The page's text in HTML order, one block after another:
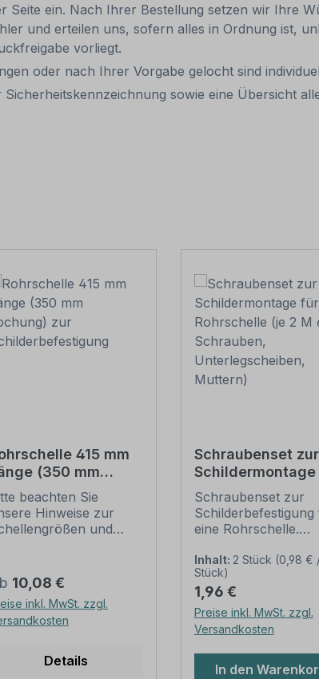
Seite ein. Nach Ihrer Bestellung setzen wir
und erteilen uns, sofern alles in Ordnung ist,
vorliegt.
oder nach Ihrer Vorgabe gelocht sind
Sicherheitskennzeichnung sowie eine Übersicht
415 mm
(350 mm
zur
beachten Sie
Hinweise zur
und
unten).
nach der
Norm stellen die
dar. Sie
Preis:
10,08 €
inkl. MwSt. zzgl.
Details
Schraubenset zur
Schildermontage
1 Rohrschelle (je 2
6 Schrauben,
Unterlegscheiben,
Schraubenset zur
Schilderbefestigung
eine Rohrschelle.
Schraubensets zur
Schilderbefestigung:
Ausführung: Stahl,
feuerverzinkt
Verpackungseinheit -
Set: 2 Stück -
M 6 x 16 2 Stück -
Inhalt: 2 Stück (0,98 €
Stück)
Regulärer Preis:
1,96 €
Preise inkl. MwSt. zzgl.
Versandkosten
In den